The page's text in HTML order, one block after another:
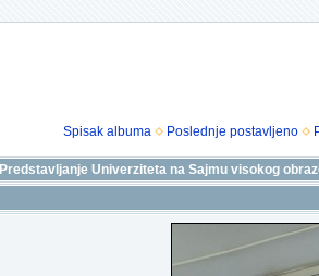
Spisak albuma Poslednje postavljeno
Predstavljanje Univerziteta na Sajmu visokog